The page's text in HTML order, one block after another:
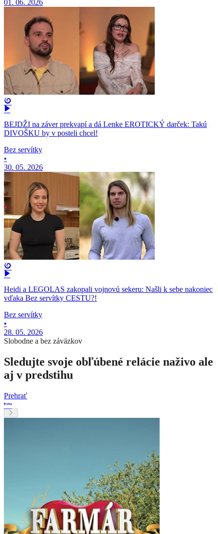
01. 06. 2026
BEJDŽI na záver prekvapí a dá Lenke EROTICKÝ darček: Takú
DIVOŠKU by v posteli chcel!
Bez servítky
•
30. 05. 2026
Heidi a LEGOLAS zakopali vojnovú sekeru: Našli k sebe nakoniec
vďaka Bez servítky CESTU?!
Bez servítky
•
28. 05. 2026
Slobodne a bez záväzkov
Sledujte svoje obľúbené relácie naživo ale
aj v predstihu
Prehrať